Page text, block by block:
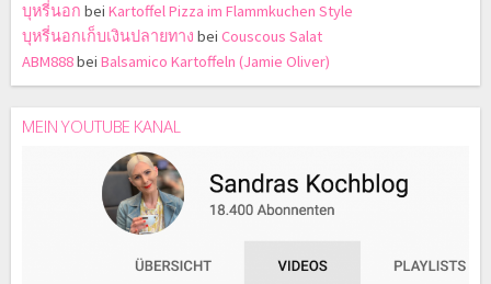
บุหรี่นอก bei Kartoffel Pizza im Flammkuchen Style
บุหรี่นอกเก็บเงินปลายทาง bei Couscous Salat
ABM888bei Balsamico Kartoffeln (Jamie Oliver)
MEIN YOUTUBE KANAL